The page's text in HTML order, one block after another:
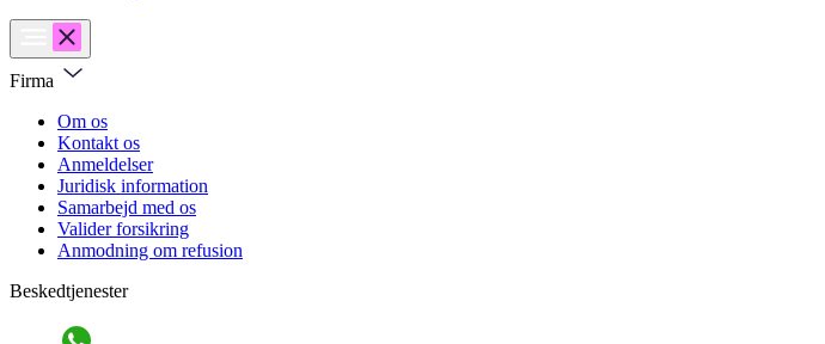
Firma
Om os
Kontakt os
Anmeldelser
Juridisk information
Samarbejd med os
Valider forsikring
Anmodning om refusion
Beskedtjenester